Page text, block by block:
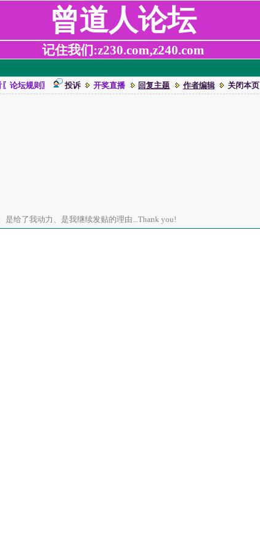
曾道人论坛
记住我们:z230.com,z240.com
论坛规则〗 投诉 开奖直播 回复主题 作者编辑 关闭本页
是给了我动力、是我继续发贴的理由...Thank you!